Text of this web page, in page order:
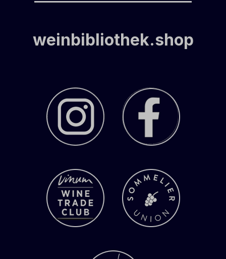
weinbibliothek.shop